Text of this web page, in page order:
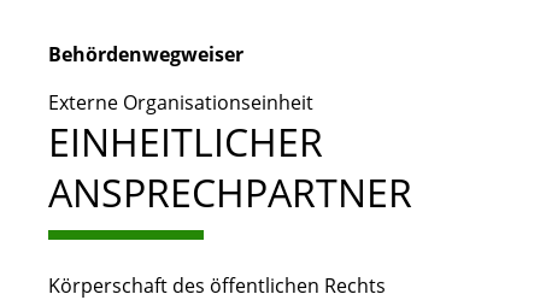
Behördenwegweiser
Externe Organisationseinheit
EINHEITLICHER
ANSPRECHPARTNER
Körperschaft des öffentlichen Rechts